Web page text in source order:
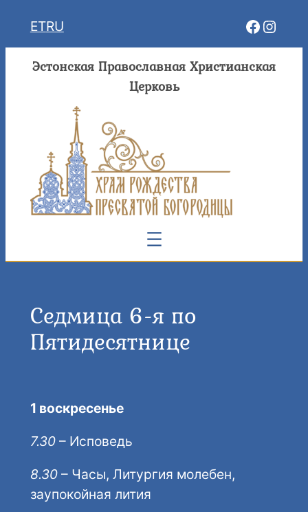
ETRU
Эстонская Православная Христианская
Церковь
Седмица 6-я по
Пятидесятнице
1 воскресенье
7.30– Исповедь
8.30– Часы, Литургия молебен,
заупокойная лития